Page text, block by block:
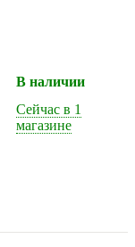
В наличии
Сейчас в 1
магазине